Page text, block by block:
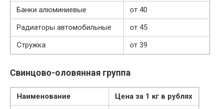
Банки алюминиевые
от 40
Радиаторы автомобильные
от 45
Стружка
от 39
Свинцово-оловянная группа
Наименование
Цена за 1 кг в рублях